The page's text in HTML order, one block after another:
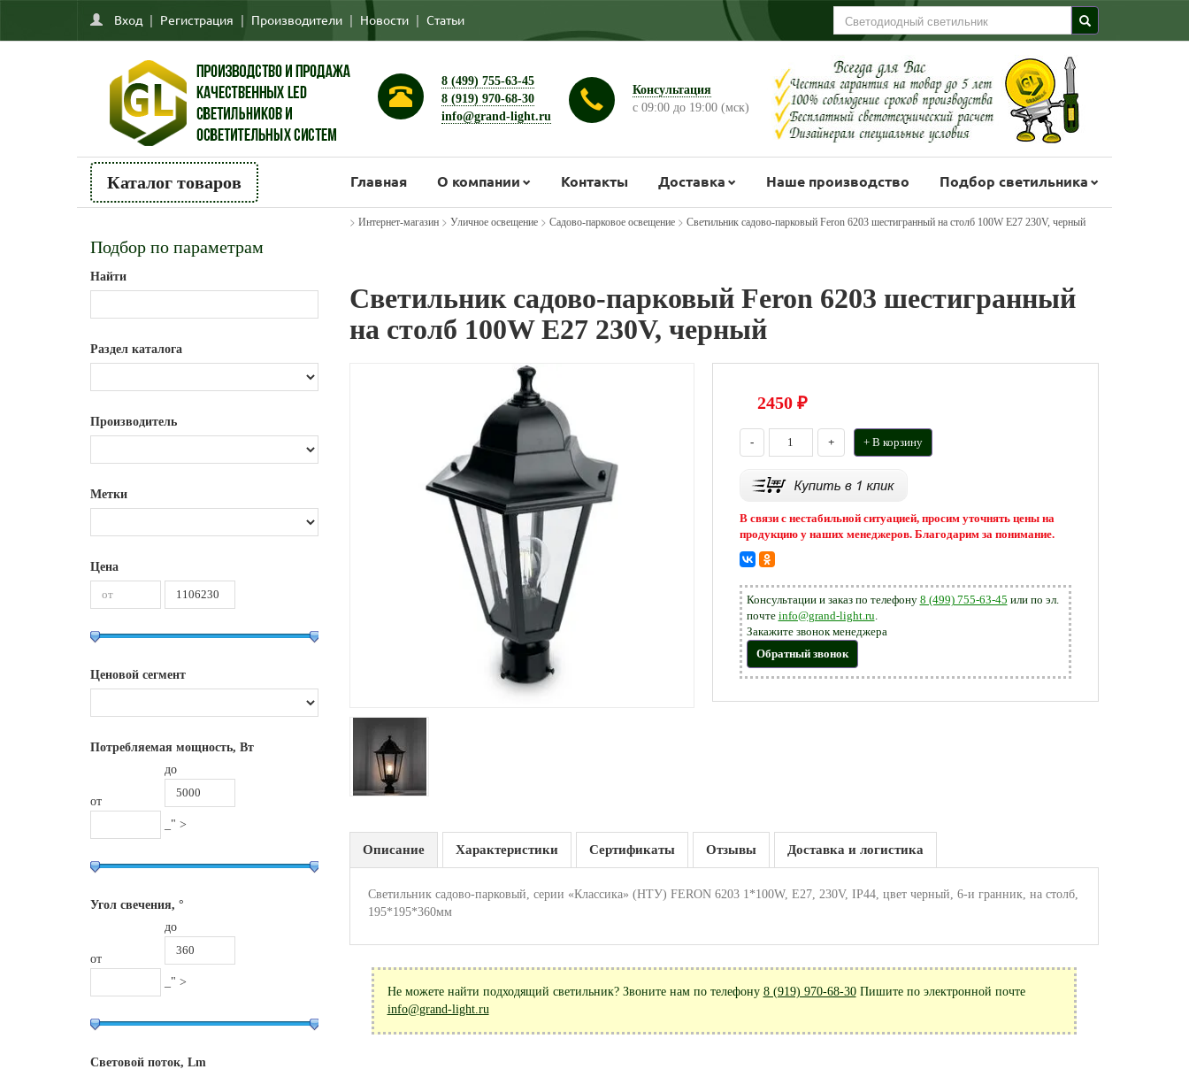
Вход | Регистрация | Производители | Новости | Статьи
8 (499) 755-63-45
8 (919) 970-68-30
info@grand-light.ru
Консультация
с 09:00 до 19:00 (мск)
Каталог товаров Главная О компании Контакты Доставка Наше производство Подбор светильника
Подбор по параметрам
Найти
Раздел каталога
Производитель
Метки
Цена
Ценовой сегмент
Потребляемая мощность, Вт
от
до
_" >
Угол свечения, °
от
до
_" >
Световой поток, Lm
> Интернет-магазин> Уличное освещение> Садово-парковое освещение> Светильник садово-парковый Feron 6203 шестигранный на столб 100W E27 230V, черный
Светильник садово-парковый Feron 6203 шестигранный
на столб 100W E27 230V, черный
2450₽
- + + В корзину
В связи с нестабильной ситуацией, просим уточнять цены на
продукцию у наших менеджеров. Благодарим за понимание.
Консультации и заказ по телефону 8 (499) 755-63-45 или по эл.
почте info@grand-light.ru.
Закажите звонок менеджера
Обратный звонок
Описание Характеристики Сертификаты Отзывы Доставка и логистика
Светильник садово-парковый, серии «Классика» (НТУ) FERON 6203 1*100W, E27, 230V, IP44, цвет черный, 6-и гранник, на столб,
195*195*360мм
Не можете найти подходящий светильник? Звоните нам по телефону 8 (919) 970-68-30Пишите по электронной почте
info@grand-light.ru